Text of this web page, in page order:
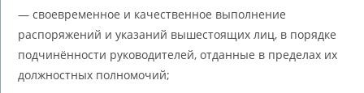
— своевременное и качественное выполнение
распоряжений и указаний вышестоящих лиц, в порядке
подчинённости руководителей, отданные в пределах их
должностных полномочий;